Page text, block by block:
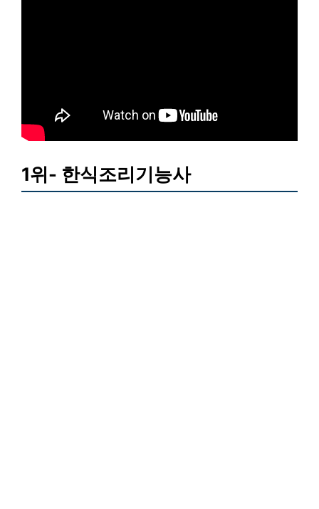
1위- 한식조리기능사